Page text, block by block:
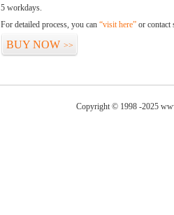
5 workdays.
For detailed process, you can “visit here” or contact
BUY NOW >>
Copyright © 1998 -2025